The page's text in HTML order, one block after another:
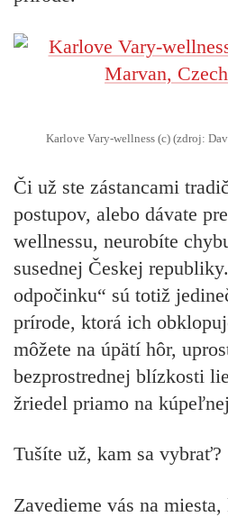
Karlove Vary-wellness (c) (zdroj:
Či už ste zástancami
postupov, alebo dávate
wellnessu, neurobíte
susednej Českej
odpočinku“ sú totiž
prírode, ktorá ich
môžete na úpätí hôr,
bezprostrednej blízkosti
žriedel priamo na
Tušíte už, kam sa vybrať?
Zavedieme vás na